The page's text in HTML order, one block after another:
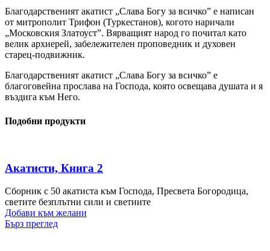
Благодарственият акатист „Слава Богу за всичко” е написан
от митрополит Трифон (Туркестанов), когото наричали
„Московския Златоуст”. Вярващият народ го почитал като
велик архиерей, забележителен проповедник и духовен
старец-подвижник.
Благодарственият акатист „Слава Богу за всичко” е
благоговейна прослава на Господа, която освещава душата и я
въздига към Него.
Подобни продукти
Акатисти, Книга 2
Сборник с 50 акатиста към Господа, Пресвета Богородица,
светите безплътни сили и светиите
Добави към желани
Бърз преглед